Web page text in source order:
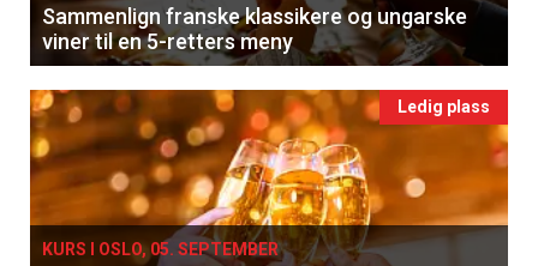
Sammenlign franske klassikere og ungarske
viner til en 5-retters meny
Ledig plass
KURS I OSLO, 05. SEPTEMBER